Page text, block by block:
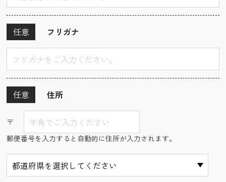
フリガナ
任意
住所
任意
〒
郵便番号を入力すると自動的に住所が入力されます。